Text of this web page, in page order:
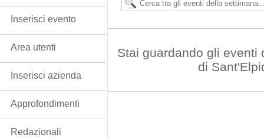
Stai guardando gli eventi
di
Inserisci evento
Area utenti
Inserisci azienda
Approfondimenti
Redazionali